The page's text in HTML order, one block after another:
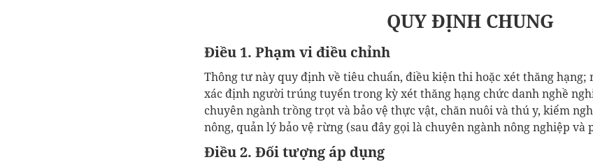
QUY ĐỊNH CHUNG
Điều 1. Phạm vi điều chỉnh
Thông tư này quy định về tiêu chuẩn, điều kiện thi hoặc xét thăng hạng;
xác định người trúng tuyển trong kỳ xét thăng hạng chức danh nghề
chuyên ngành trồng trọt và bảo vệ thực vật, chăn nuôi và thú y, kiểm
nông, quản lý bảo vệ rừng (sau đây gọi là chuyên ngành nông nghiệp
Điều 2. Đối tượng áp dụng